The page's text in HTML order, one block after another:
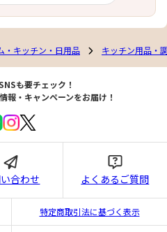
・キッチン・日用品 キッチン用品・
も要チェック！
報・キャンペーンをお届け！
合わせ よくあるご質問
特定商取引法に基づく表示